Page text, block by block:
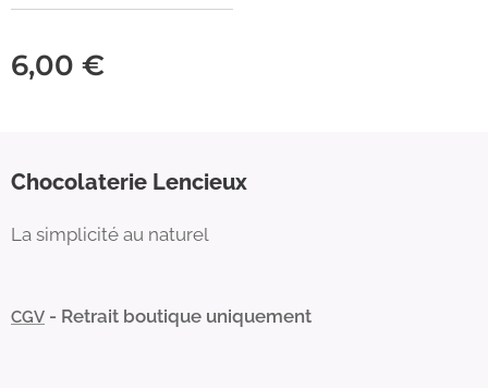
6,00 €
Chocolaterie Lencieux
La simplicité au naturel
CGV - Retrait boutique uniquement